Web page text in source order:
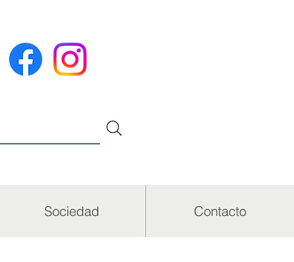
Sociedad Contacto